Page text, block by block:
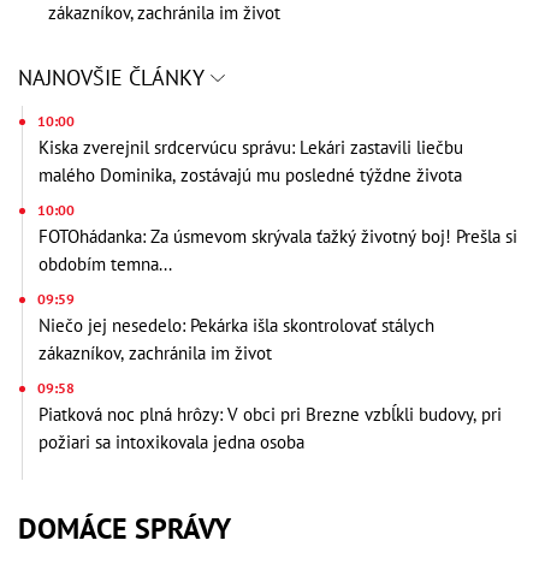
zákazníkov, zachránila im život
NAJNOVŠIE ČLÁNKY
10:00
Kiska zverejnil srdcervúcu správu: Lekári zastavili liečbu
malého Dominika, zostávajú mu posledné týždne života
10:00
FOTOhádanka: Za úsmevom skrývala ťažký životný boj! Prešla si
obdobím temna...
09:59
Niečo jej nesedelo: Pekárka išla skontrolovať stálych
zákazníkov, zachránila im život
09:58
Piatková noc plná hrôzy: V obci pri Brezne vzbĺkli budovy, pri
požiari sa intoxikovala jedna osoba
DOMÁCE SPRÁVY